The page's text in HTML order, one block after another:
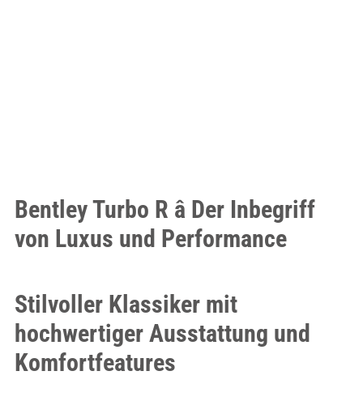
Bentley Turbo R â Der Inbegriff
von Luxus und Performance
Stilvoller Klassiker mit
hochwertiger Ausstattung und
Komfortfeatures